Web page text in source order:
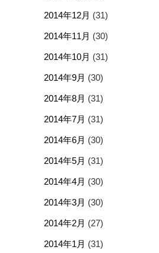
2014年12月 (31)
2014年11月 (30)
2014年10月 (31)
2014年9月 (30)
2014年8月 (31)
2014年7月 (31)
2014年6月 (30)
2014年5月 (31)
2014年4月 (30)
2014年3月 (30)
2014年2月 (27)
2014年1月 (31)